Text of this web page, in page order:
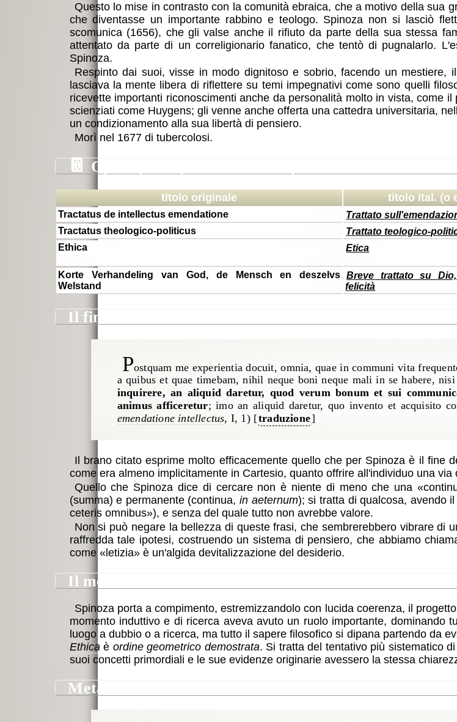
Questo lo mise in contrasto con la comunità ebraica, che a motivo della sua
che diventasse un importante rabbino e teologo. Spinoza non si lasciò
scomunica (1656), che gli valse anche il rifiuto da parte della sua stessa
attentato da parte di un correligionario fanatico, che tentò di pugnalarlo.
Spinoza.
Respinto dai suoi, visse in modo dignitoso e sobrio, facendo un mestiere, il
lasciava la mente libera di riflettere su temi impegnativi come sono quelli
ricevette importanti riconoscimenti anche da personalità molto in vista, come
scienziati come Huygens; gli venne anche offerta una cattedra universitaria,
un condizionamento alla sua libertà di pensiero.
Morì nel 1677 di tubercolosi.
📔 Opere principali di Baruch Spinoza
titolo originale titolo ital. (o
Tractatus de intellectus emendatione Trattato
Tractatus theologico-politicus
Trattato teologico-
Ethica
Etica
Korte Verhandeling van God, de Mensch en deszelvs
Welstand
Breve trattato su
felicità
il fine della filosofia
Postquam me experientia docuit, omnia, quae in communi vita
a quibus et quae timebam, nihil neque boni neque mali in se habere,
inquirere, an aliquid daretur, quod verum bonum et sui
animus afficeretur; imo an aliquid daretur, quo invento et acquisito
emendatione intellectus, I, 1) [traduzione]
Il brano citato esprime molto efficacemente quello che per Spinoza è il fine
come era almeno implicitamente in Cartesio, quanto offrire all'individuo una
Quello che Spinoza dice di cercare non è niente di meno che una
(summa) e permanente (continua,in aeternum); si tratta di qualcosa, avendo
ceteris omnibus ), e senza del quale tutto non avrebbe valore.
Non si può negare la bellezza di queste frasi, che sembrerebbero vibrare di
raffredda tale ipotesi, costruendo un sistema di pensiero, che abbiamo
come
letizia è un'algida devitalizzazione del desiderio.
il metodo
Spinoza porta a compimento, estremizzandolo con lucida coerenza, il
momento induttivo e di ricerca aveva avuto un ruolo importante, dominando
luogo a dubbio o a ricerca, ma tutto il sapere filosofico si dipana partendo da
Ethicaè ordine geometrico demostrata. Si tratta del tentativo più sistematico
suoi concetti primordiali e le sue evidenze originarie avessero la stessa
metafisica: la Sostanza